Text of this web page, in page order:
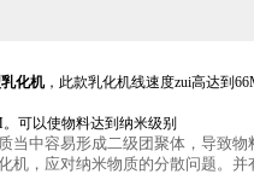
化机，此款乳化机线速度zui高达到
。可以使物料达到纳米级别
当中容易形成二级团聚体，导致物
机，应对纳米物质的分散问题。并